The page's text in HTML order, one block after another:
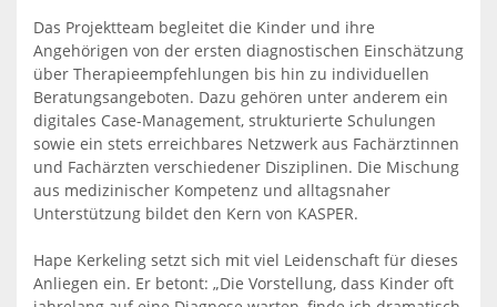
Das Projektteam begleitet die Kinder und ihre
Angehörigen von der ersten diagnostischen Einschätzung
über Therapieempfehlungen bis hin zu individuellen
Beratungsangeboten. Dazu gehören unter anderem ein
digitales Case-Management, strukturierte Schulungen
sowie ein stets erreichbares Netzwerk aus Fachärztinnen
und Fachärzten verschiedener Disziplinen. Die Mischung
aus medizinischer Kompetenz und alltagsnaher
Unterstützung bildet den Kern von KASPER.
Hape Kerkeling setzt sich mit viel Leidenschaft für dieses
Anliegen ein. Er betont: „Die Vorstellung, dass Kinder oft